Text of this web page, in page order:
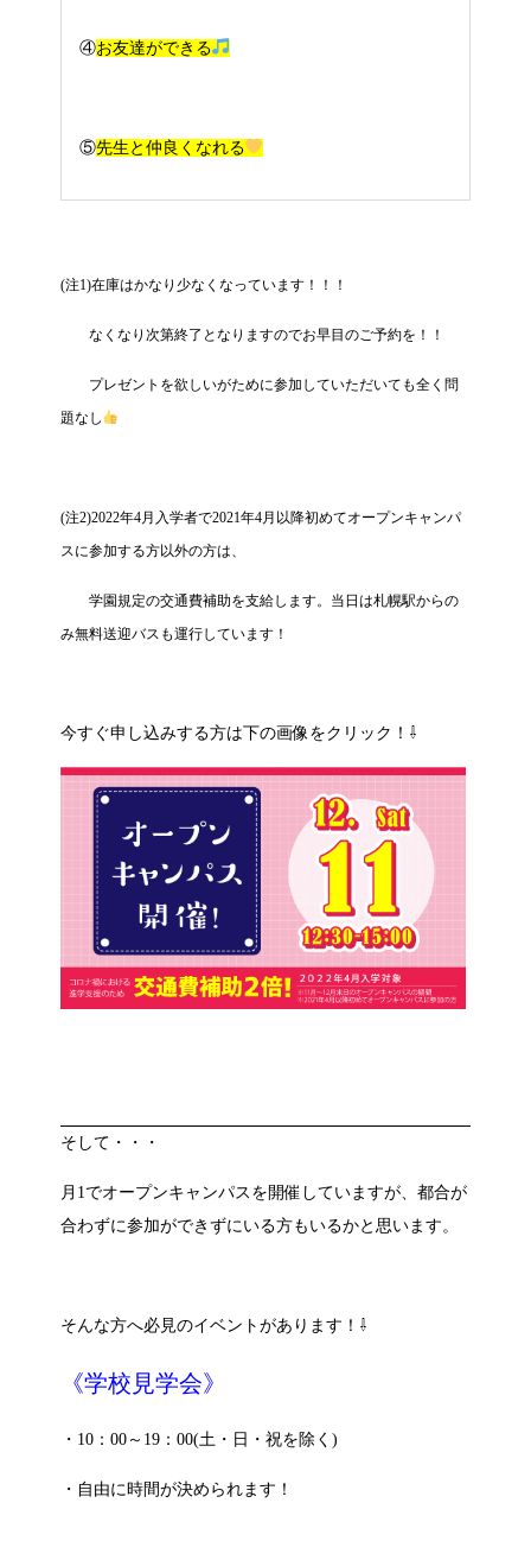
④お友達ができる
⑤先生と仲良くなれる
(注1)在庫はかなり少なくなっています！！！
なくなり次第終了となりますのでお早目のご予約を！！
プレゼントを欲しいがために参加していただいても全く問
題なし
(注2)2022年4月入学者で2021年4月以降初めてオープンキャンパ
スに参加する方以外の方は、
学園規定の交通費補助を支給します。当日は札幌駅からの
み無料送迎バスも運行しています！
今すぐ申し込みする方は下の画像をクリック！⇩
そして・・・
月1でオープンキャンパスを開催していますが、都合が
合わずに参加ができずにいる方もいるかと思います。
そんな方へ必見のイベントがあります！⇩
《学校見学会》
・10：00～19：00(土・日・祝を除く)
・自由に時間が決められます！